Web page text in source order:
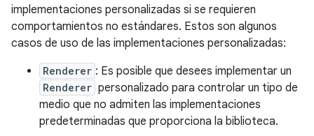
implementaciones personalizadas si se requieren
comportamientos no estándares. Estos son algunos
casos de uso de las implementaciones personalizadas:
Renderer : Es posible que desees implementar un
Renderer personalizado para controlar un tipo de
medio que no admiten las implementaciones
predeterminadas que proporciona la biblioteca.